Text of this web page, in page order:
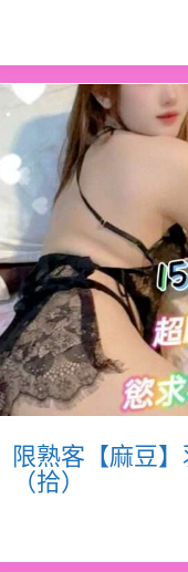
限熟客【麻豆】
（拾）